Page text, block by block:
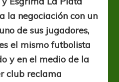
la negociación con un
de sus jugadores,
el mismo futbolista
y en el medio de la
club reclama